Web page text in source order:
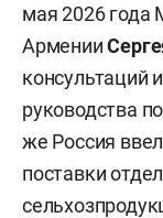
мая 2026
Армении
консультаций
руководства
же Россия
поставки